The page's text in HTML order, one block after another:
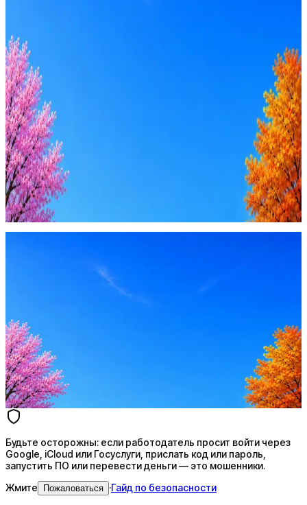
Будьте осторожны: если работодатель просит войти через
Google, iCloud или Госуслуги, прислать код или пароль,
запустить ПО или перевести деньги — это мошенники.
Жмите Пожаловаться
Стратегия поиска с AI: рынки, позиции, вилка, каналы
Будьте осторожны: если работодатель просит войти через
Google, iCloud или Госуслуги, прислать код или пароль,
запустить ПО или перевести деньги — это мошенники.
Жмите
Пожаловаться ·Гайд по безопасности